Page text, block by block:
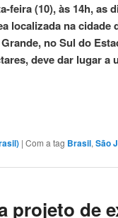
feira (10), às 14h, as
localizada na cidade
no Sul do
deve dar lugar a
| Com a tag Brasil, São
projeto de